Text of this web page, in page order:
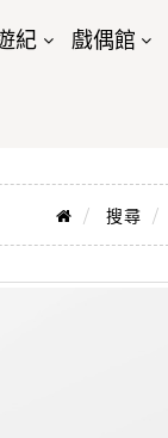
紀 戲偶館
搜尋